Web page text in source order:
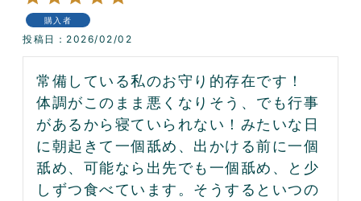
購入者
投稿日 2026/02/02
常備している私のお守り的存在です！
体調がこのまま悪くなりそう、でも行事
があるから寝ていられない！みたいな日
に朝起きて一個舐め、出かける前に一個
舐め、可能なら出先でも一個舐め、と少
しずつ食べています。そうするといつの